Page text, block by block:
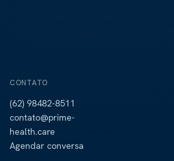
CONTATO
(62) 98482-8511
contato@prime-
health.care
Agendar conversa